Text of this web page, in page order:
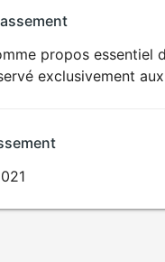
SEXUALITÉ
EXPLICITE
propos essentiel
exclusivement